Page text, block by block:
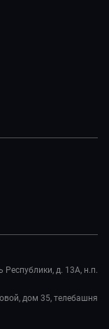
д. 13А, н.п.
дом 35, телебашня